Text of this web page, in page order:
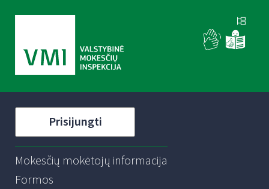
Prisijungti
Mokesčių mokėtojų informacija
Formos